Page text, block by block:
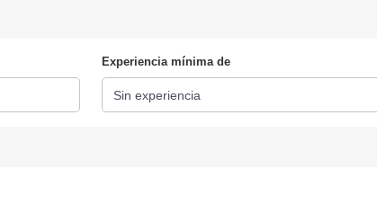
Experiencia mínima de